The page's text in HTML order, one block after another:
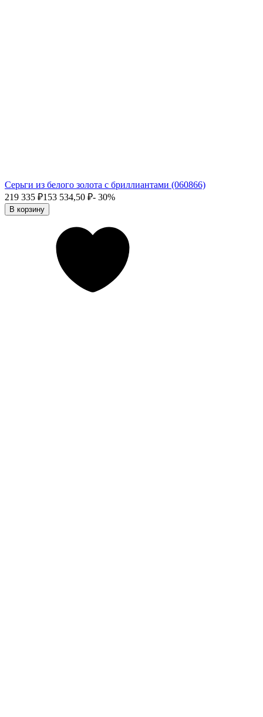
Серьги из белого золота с бриллиантами (060866)
219 335 ₽153 534,50 ₽- 30%
В корзину